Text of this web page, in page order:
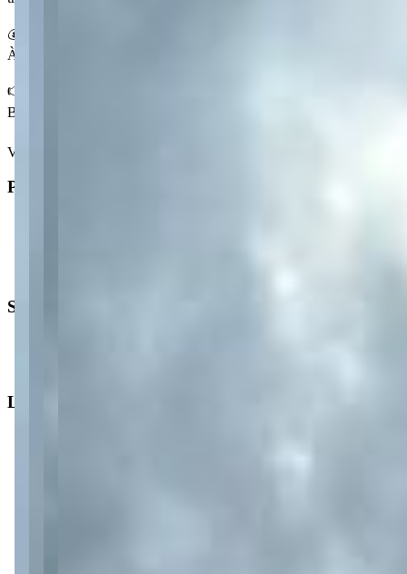
💰 Condições
À venda por R$ 279.900,00
👉 Fale com a Centralize e garanta seu terreno no Residencial
Blumengarten.
Ver mais
Principal
Segurança
Lazer